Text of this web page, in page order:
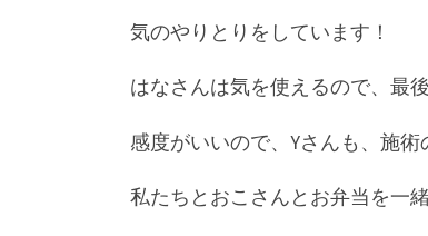
気のやりとりをしています！
はなさんは気を使えるので、最
感度がいいので、Yさんも、施
私たちとおこさんとお弁当を一